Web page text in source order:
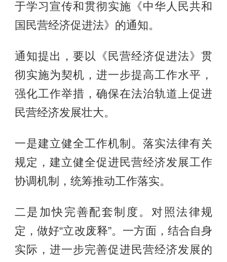
于学习宣传和贯彻实施《中华人民共和
国民营经济促进法》的通知。
通知提出，要以《民营经济促进法》贯
彻实施为契机，进一步提高工作水平，
强化工作举措，确保在法治轨道上促进
民营经济发展壮大。
一是建立健全工作机制。落实法律有关
规定，建立健全促进民营经济发展工作
协调机制，统筹推动工作落实。
二是加快完善配套制度。对照法律规
定，做好“立改废释”。一方面，结合自身
实际，进一步完善促进民营经济发展的